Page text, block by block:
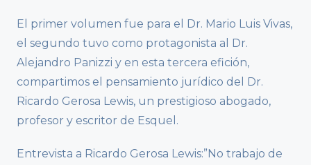
El primer volumen fue para el Dr. Mario Luis Vivas,
el segundo tuvo como protagonista al Dr.
Alejandro Panizzi y en esta tercera efición,
compartimos el pensamiento jurídico del Dr.
Ricardo Gerosa Lewis, un prestigioso abogado,
profesor y escritor de Esquel.
Entrevista a Ricardo Gerosa Lewis:”No trabajo de